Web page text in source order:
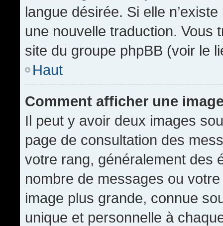
langue désirée. Si elle
une nouvelle traduction. Vous
site du groupe phpBB (voir le
Haut
Comment afficher une
Il peut y avoir deux images
page de consultation des
votre rang, généralement des
nombre de messages ou
image plus grande, connue
unique et personnelle à